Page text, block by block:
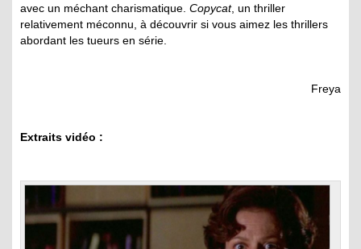
avec un méchant charismatique. Copycat, un thriller
relativement méconnu, à découvrir si vous aimez les thrillers
abordant les tueurs en série.
Freya
Extraits vidéo :